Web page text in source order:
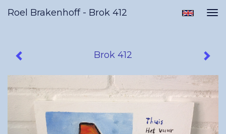
Roel Brakenhoff - Brok 412
Brok 412